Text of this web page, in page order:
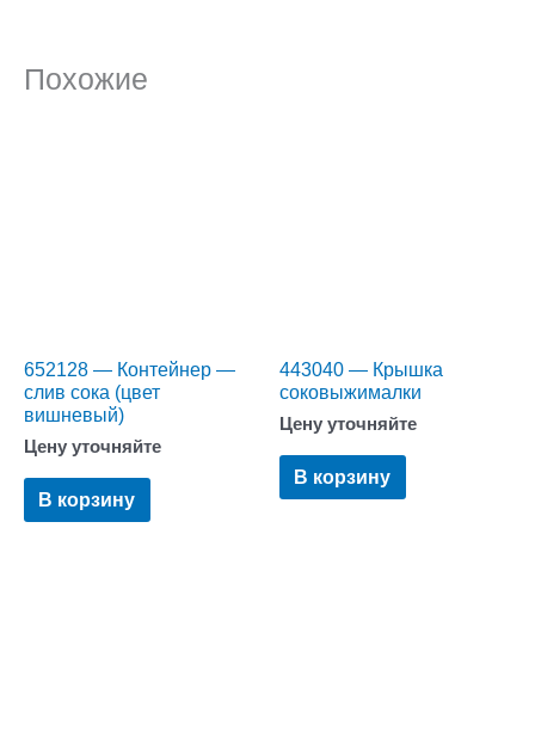
Похожие
652128 — Контейнер —
слив сока (цвет
вишневый)
Цену уточняйте
В корзину
443040 — Крышка
соковыжималки
Цену уточняйте
В корзину